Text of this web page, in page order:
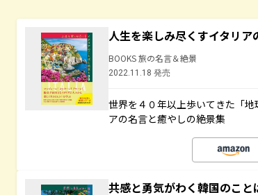
人生を楽しみ尽くすイタリア
BOOKS 旅の名言＆絶景
2022.11.18 発売
世界を４０年以上歩いてきた「
アの名言と癒やしの絶景集
共感と勇気がわく韓国のこと